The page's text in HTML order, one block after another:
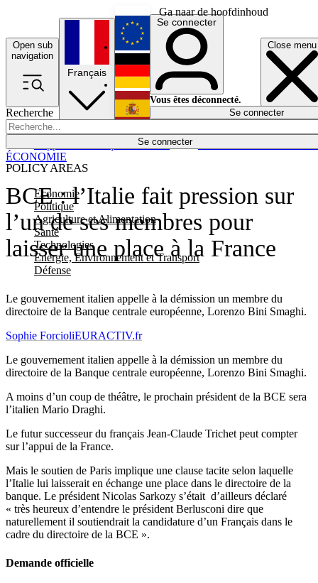
Ga naar de hoofdinhoud
Open sub
navigation
Close menu
Recherche
Se connecter
POLICY AREAS
Economie
Politique
Agriculture et Alimentation
Santé
Technologies
Energie, Environnement et Transport
Défense
Économie
Français
English
Deutsch
Español
Se connecter
Vous êtes déconnecté.
Se connecter
BCE : l’Italie fait pression sur
l’un de ses membres pour
laisser une place à la France
Le gouvernement italien appelle à la démission un membre du
directoire de la Banque centrale européenne, Lorenzo Bini Smaghi.
ÉCONOMIE
Sophie ForcioliEURACTIV.fr
Le gouvernement italien appelle à la démission un membre du
directoire de la Banque centrale européenne, Lorenzo Bini Smaghi.
A moins d’un coup de théâtre, le prochain président de la BCE sera
l’italien Mario Draghi.
Le futur successeur du français Jean-Claude Trichet peut compter
sur l’appui de la France.
Mais le soutien de Paris implique une clause tacite selon laquelle
l’Italie lui laisserait en échange une place dans le directoire de la
banque. Le président Nicolas Sarkozy s’était d’ailleurs déclaré
« très heureux d’entendre le président Berlusconi dire que
naturellement il soutiendrait la candidature d’un Français dans le
cadre du directoire de la BCE ».
Demande officielle